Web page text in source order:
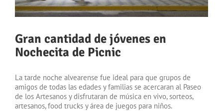
Gran cantidad de jóvenes en
Nochecita de Picnic
La tarde noche alvearense fue ideal para que grupos de
amigos de todas las edades y familias se acercaran al Paseo
de los Artesanos y disfrutaran de música en vivo, sorteos,
artesanos, food trucks y área de juegos para niños.